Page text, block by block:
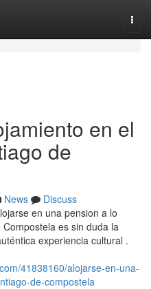
en el
de
News
Discuss
en una pension a lo
es sin duda la
experiencia cultural .
41838160/alojarse-en-una-
de-compostela